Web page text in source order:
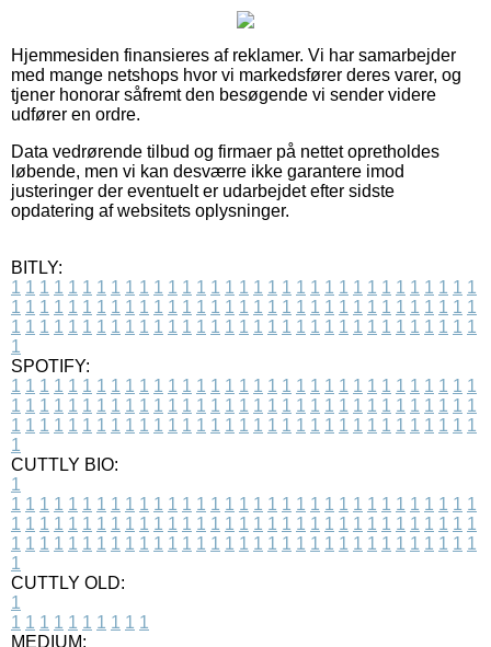
Hjemmesiden finansieres af reklamer. Vi har samarbejder
med mange netshops hvor vi markedsfører deres varer, og
tjener honorar såfremt den besøgende vi sender videre
udfører en ordre.
Data vedrørende tilbud og firmaer på nettet opretholdes
løbende, men vi kan desværre ikke garantere imod
justeringer der eventuelt er udarbejdet efter sidste
opdatering af websitets oplysninger.
BITLY:
1 1 1 1 1 1 1 1 1 1 1 1 1 1 1 1 1 1 1 1 1 1 1 1 1 1 1 1 1 1 1 1 1
1 1 1 1 1 1 1 1 1 1 1 1 1 1 1 1 1 1 1 1 1 1 1 1 1 1 1 1 1 1 1 1 1
1 1 1 1 1 1 1 1 1 1 1 1 1 1 1 1 1 1 1 1 1 1 1 1 1 1 1 1 1 1 1 1 1
1
SPOTIFY:
1 1 1 1 1 1 1 1 1 1 1 1 1 1 1 1 1 1 1 1 1 1 1 1 1 1 1 1 1 1 1 1 1
1 1 1 1 1 1 1 1 1 1 1 1 1 1 1 1 1 1 1 1 1 1 1 1 1 1 1 1 1 1 1 1 1
1 1 1 1 1 1 1 1 1 1 1 1 1 1 1 1 1 1 1 1 1 1 1 1 1 1 1 1 1 1 1 1 1
1
CUTTLY BIO:
1
1 1 1 1 1 1 1 1 1 1 1 1 1 1 1 1 1 1 1 1 1 1 1 1 1 1 1 1 1 1 1 1 1
1 1 1 1 1 1 1 1 1 1 1 1 1 1 1 1 1 1 1 1 1 1 1 1 1 1 1 1 1 1 1 1 1
1 1 1 1 1 1 1 1 1 1 1 1 1 1 1 1 1 1 1 1 1 1 1 1 1 1 1 1 1 1 1 1 1
1
CUTTLY OLD:
1
1 1 1 1 1 1 1 1 1 1
MEDIUM: